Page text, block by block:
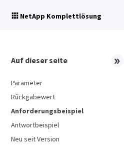
NetApp Komplettlösung
Auf dieser seite
Parameter
Rückgabewert
Anforderungsbeispiel
Antwortbeispiel
Neu seit Version